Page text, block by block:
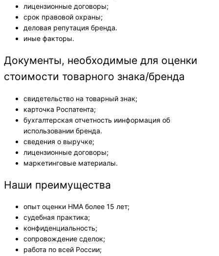
лицензионные договоры;
срок правовой охраны;
деловая репутация бренда.
иные факторы.
Документы, необходимые для оценки
стоимости товарного знака/бренда
свидетельство на товарный знак;
карточка Роспатента;
бухгалтерская отчетность иинформация об
использовании бренда.
сведения о выручке;
лицензионные договоры;
маркетинговые материалы.
Наши преимущества
опыт оценки НМА более 15 лет;
судебная практика;
конфиденциальность;
сопровождение сделок;
работа по всей России;